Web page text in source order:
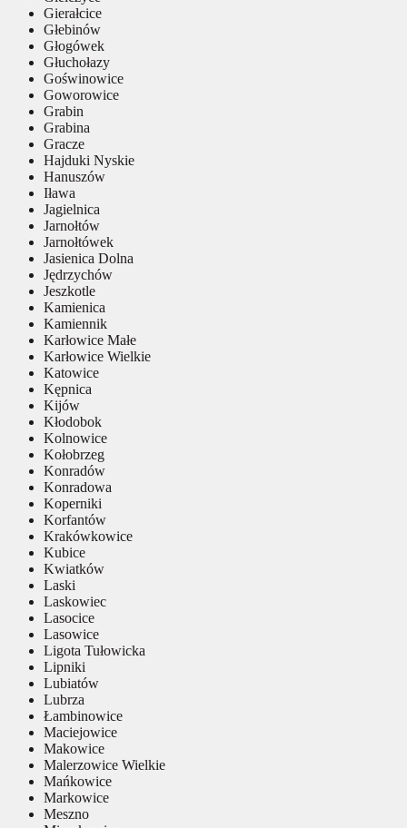
Gierałcice
Głebinów
Głogówek
Głuchołazy
Goświnowice
Goworowice
Grabin
Grabina
Gracze
Hajduki Nyskie
Hanuszów
Iława
Jagielnica
Jarnołtów
Jarnołtówek
Jasienica Dolna
Jędrzychów
Jeszkotle
Kamienica
Kamiennik
Karłowice Małe
Karłowice Wielkie
Katowice
Kępnica
Kijów
Kłodobok
Kolnowice
Kołobrzeg
Konradów
Konradowa
Koperniki
Korfantów
Krakówkowice
Kubice
Kwiatków
Laski
Laskowiec
Lasocice
Lasowice
Ligota Tułowicka
Lipniki
Lubiatów
Lubrza
Łambinowice
Maciejowice
Makowice
Malerzowice Wielkie
Mańkowice
Markowice
Meszno